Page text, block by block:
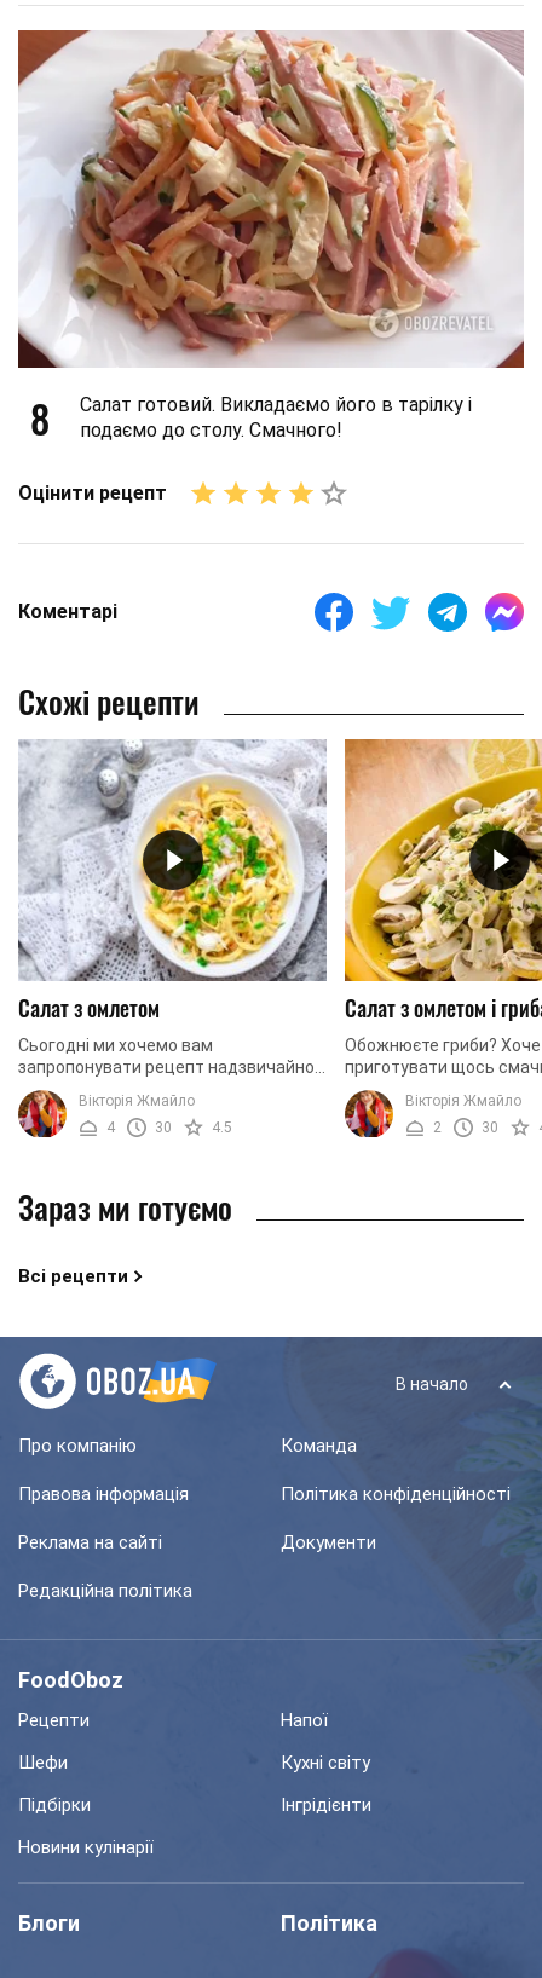
8
Салат готовий. Викладаємо його в тарілку і
подаємо до столу. Смачного!
Оцінити рецепт
Коментарі
Схожі рецепти
Салат з омлетом
Сьогодні ми хочемо вам
запропонувати рецепт надзвичайно
смачного, красивого та
оригінального салату. Основу нашої
страви складає омлет, який ми ...
Вікторія Жмайло
4
30 4.5
Салат з омлетом і
Обожнюєте гриби?
приготувати щось
оригінальне? Вже
шукаєте унікальні
грибами? Тоді сьогодні
Вікторія Жмайло
2
30
Зараз ми готуємо
Всі рецепти
В начало
Про компанію Команда
Правова інформація Політика конфіденційності
Реклама на сайті Документи
Редакційна політика
FoodOboz
Рецепти
Напої
Шефи
Кухні світу
Підбірки
Інгрідієнти
Новини кулінарії
Блоги Політика